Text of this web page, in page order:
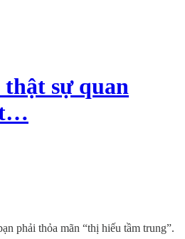
sự quan
phải thỏa mãn “thị hiếu tầm trung”.